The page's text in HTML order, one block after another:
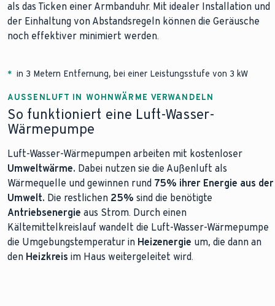
als das Ticken einer Armbanduhr. Mit idealer Installation und
der Einhaltung von Abstandsregeln können die Geräusche
noch effektiver minimiert werden.
* in 3 Metern Entfernung, bei einer Leistungsstufe von 3 kW
AUSSENLUFT IN WOHNWÄRME VERWANDELN
So funktioniert eine Luft-Wasser-
Wärmepumpe
Luft-Wasser-Wärmepumpen arbeiten mit kostenloser
Umweltwärme. Dabei nutzen sie die Außenluft als
Wärmequelle und gewinnen rund 75% ihrer Energie aus der
Umwelt. Die restlichen 25% sind die benötigte
Antriebsenergie aus Strom. Durch einen
Kältemittelkreislauf wandelt die Luft-Wasser-Wärmepumpe
die Umgebungstemperatur in Heizenergie um, die dann an
den Heizkreis im Haus weitergeleitet wird.